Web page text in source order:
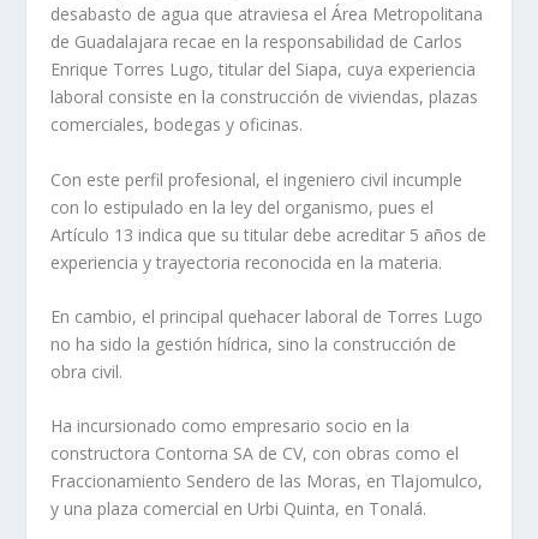
desabasto de agua que atraviesa el Área Metropolitana
de Guadalajara recae en la responsabilidad de Carlos
Enrique Torres Lugo, titular del Siapa, cuya experiencia
laboral consiste en la construcción de viviendas, plazas
comerciales, bodegas y oficinas.
Con este perfil profesional, el ingeniero civil incumple
con lo estipulado en la ley del organismo, pues el
Artículo 13 indica que su titular debe acreditar 5 años de
experiencia y trayectoria reconocida en la materia.
En cambio, el principal quehacer laboral de Torres Lugo
no ha sido la gestión hídrica, sino la construcción de
obra civil.
Ha incursionado como empresario socio en la
constructora Contorna SA de CV, con obras como el
Fraccionamiento Sendero de las Moras, en Tlajomulco,
y una plaza comercial en Urbi Quinta, en Tonalá.